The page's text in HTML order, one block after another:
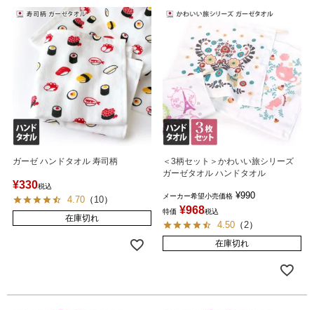
ガーゼ ハンドタオル 寿司柄
¥330税込
4.70 （ 10）
在庫切れ
＜3柄セット＞かわいい旅シリーズ
ガーゼタオル ハンドタオル
メーカー希望小売価格 ¥990
特価 ¥968税込
4.50 （2）
在庫切れ